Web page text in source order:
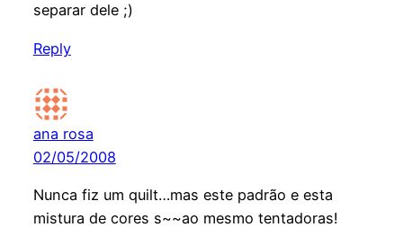
separar dele ;)
Reply
ana rosa
02/05/2008
Nunca fiz um quilt…mas este padrão e esta
mistura de cores s~~ao mesmo tentadoras!